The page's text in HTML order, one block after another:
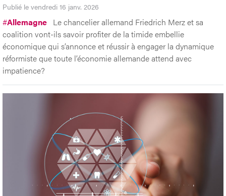
Publié le vendredi 16 janv. 2026
#Allemagne Le chancelier allemand Friedrich Merz et sa
coalition vont-ils savoir profiter de la timide embellie
économique qui s’annonce et réussir à engager la dynamique
réformiste que toute l’économie allemande attend avec
impatience?